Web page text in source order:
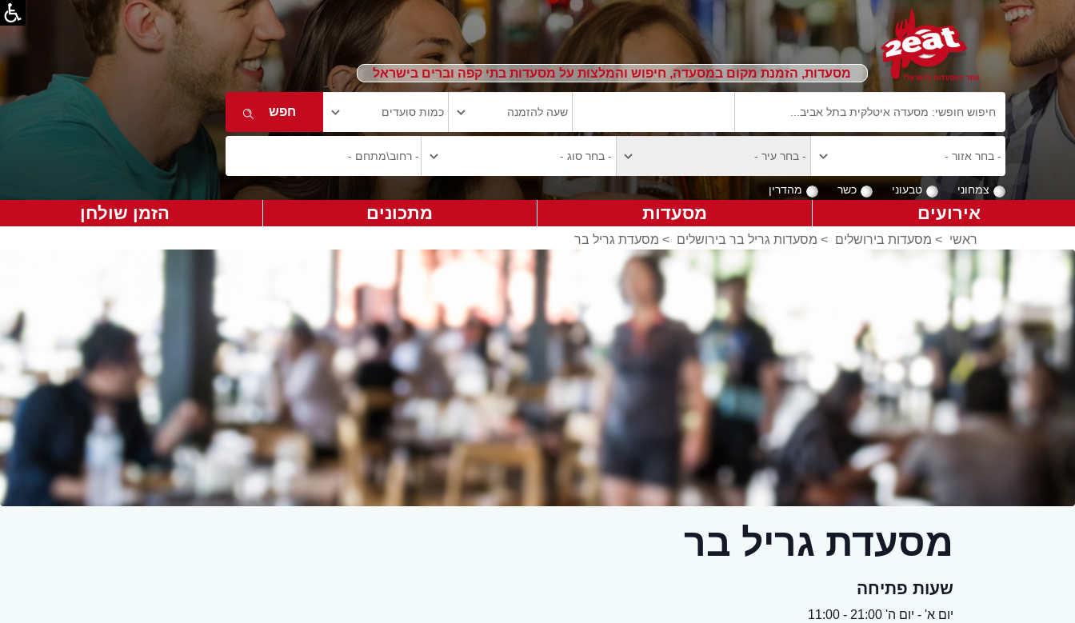
מסעדות, הזמנת מקום במסעדה, חיפוש והמלצות על מסעדות בתי קפה וברים בישראל
צמחוני טבעוני כשר מהדרין
אירועים מסעדות מתכונים הזמן שולחן
ראשי > מסעדות בירושלים > מסעדות גריל בר בירושלים > מסעדת גריל בר
מסעדת גריל בר
שעות פתיחה
יום א' - יום ה' 21:00 - 11:00